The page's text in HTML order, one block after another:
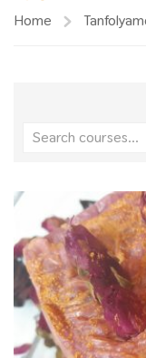
Home